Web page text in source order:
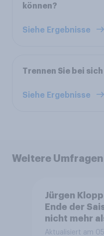
können?
Siehe Ergebnisse
Trennen Sie bei
Siehe Ergebnisse
Weitere
Jürgen
Ende der
nicht mehr
Seit dem 1.
Aktualisiert am